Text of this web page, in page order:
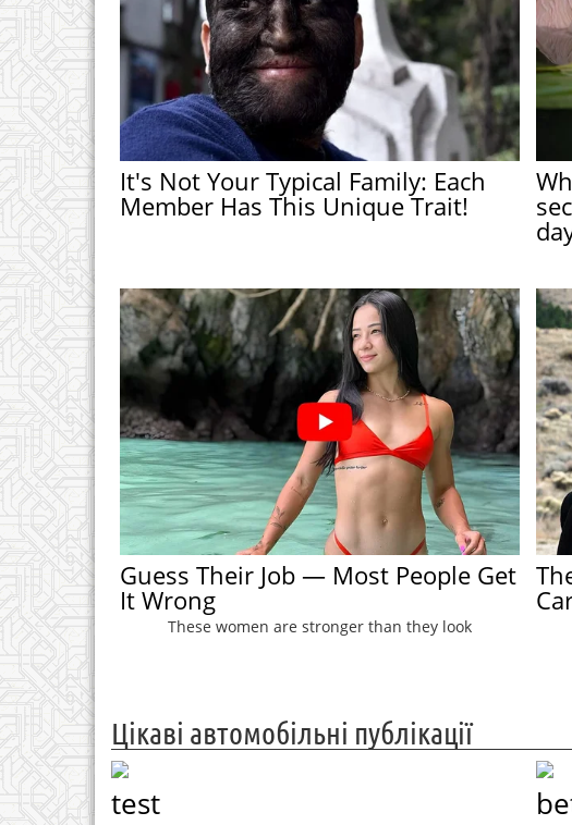
It's Not Your Typical Family: Each
Member Has This Unique Trait!
Guess Their Job — Most People Get
It Wrong
These women are stronger than they look
Цікаві автомобільні публікації
test